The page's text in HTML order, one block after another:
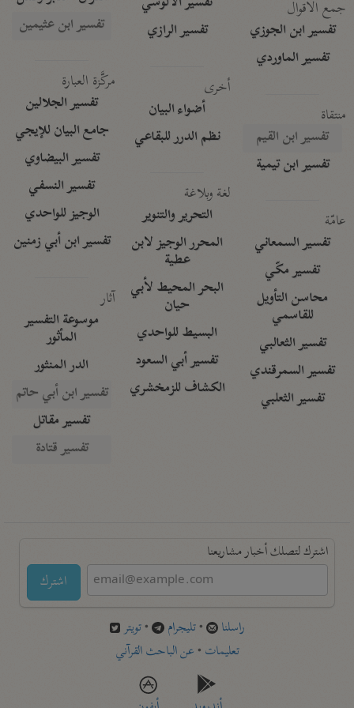
جمع الأقوال
تفسير ابن الجوزي
تفسير الماوردي
منتقاة
تفسير ابن القيم
تفسير ابن تيمية
عامّة
تفسير السمعاني
تفسير مكّي
محاسن التأويل
للقاسمي
تفسير الثعالبي
تفسير السمرقندي
تفسير الثعلبي
تفسير الرازي
أخرى
أضواء البيان
نظم الدرر للبقاعي
لغة وبلاغة
التحرير والتنوير
المحرر الوجيز لابن
عطية
البحر المحيط لأبي
حيان
البسيط للواحدي
تفسير أبي السعود
الكشاف للزمخشري
تفسير ابن عثيمين
مركَّزة العبارة
تفسير الجلالين
جامع البيان للإيجي
تفسير البيضاوي
تفسير النسفي
الوجيز للواحدي
تفسير ابن أبي زمنين
آثار
موسوعة التفسير
المأثور
الدر المنثور
تفسير ابن أبي حاتم
تفسير مقاتل
تفسير قتادة
اشترك لتصلك أخبار مشاريعنا
اشترك
راسلنا •تليجرام •تويتر
تعليمات •عن الباحث القرآني